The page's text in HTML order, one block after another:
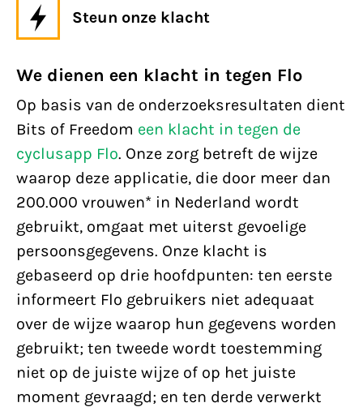
Steun onze klacht
We dienen een klacht in tegen Flo
Op basis van de onderzoeksresultaten dient
Bits of Freedom een klacht in tegen de
cyclusapp Flo. Onze zorg betreft de wijze
waarop deze applicatie, die door meer dan
200.000 vrouwen* in Nederland wordt
gebruikt, omgaat met uiterst gevoelige
persoonsgegevens. Onze klacht is
gebaseerd op drie hoofdpunten: ten eerste
informeert Flo gebruikers niet adequaat
over de wijze waarop hun gegevens worden
gebruikt; ten tweede wordt toestemming
niet op de juiste wijze of op het juiste
moment gevraagd; en ten derde verwerkt